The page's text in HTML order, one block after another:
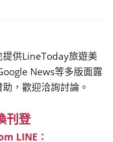
供LineToday旅遊美
News等多版面露
，歡迎洽詢討論。
刊登
LINE：